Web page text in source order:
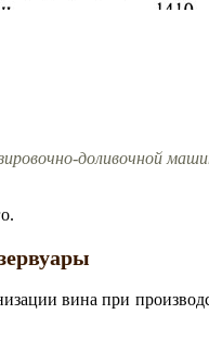
доливочной
вина при